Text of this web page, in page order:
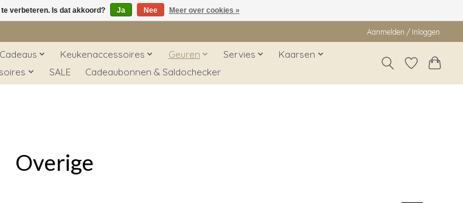
Aanmelden / Inloggen
Cadeaus Keukenaccessoires Geuren Servies
Kaarsen
SALE Cadeaubonnen & Saldochecker
Overige
verbeteren. Is dat akkoord? Ja Nee Meer over cookies »